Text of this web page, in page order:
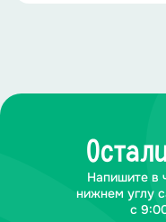
Напишите в
нижнем углу
с